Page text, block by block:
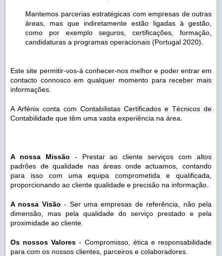
Mantemos parcerias estratégicas com empresas de outras
áreas, mas que indiretamente estão ligadas à gestão,
como por exemplo seguros, certificações, formação,
candidaturas a programas operacionais (Portugal 2020).
Este site permitir-vos-á conhecer-nos melhor e poder entrar em
contacto connosco em qualquer momento para receber mais
informações.
A Arfénix conta com Contabilistas Certificados e Técnicos de
Contabilidade que têm uma vasta experiência na área.
A nossa Missão -
Prestar ao cliente serviços com altos
padrões de qualidade nas áreas onde actuamos, contando
para isso com uma equipa comprometida e qualificada,
proporcionando ao cliente qualidade e precisão na informação.
A nossa Visão- Ser uma empresas de referência, não pela
dimensão, mas pela qualidade do serviço prestado e pela
proximidade ao cliente.
Os nossos Valores- Compromisso, ética e responsabilidade
para com os nossos clientes, parceiros e colaboradores.